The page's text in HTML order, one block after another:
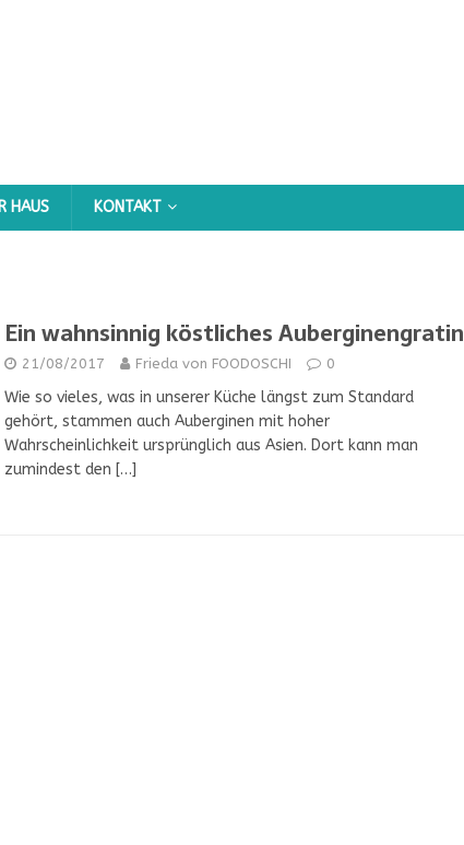
HAUS KONTAKT
Ein wahnsinnig köstliches Auberginengratin
21/08/2017 Frieda von FOODOSCHI 0
Wie so vieles, was in unserer Küche längst zum Standard
gehört, stammen auch Auberginen mit hoher
Wahrscheinlichkeit ursprünglich aus Asien. Dort kann man
zumindest den […]